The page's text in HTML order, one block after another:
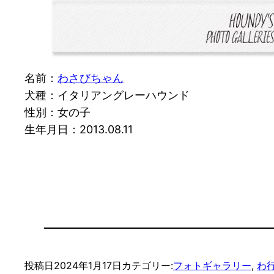
名前： わさびちゃん
犬種：イタリアングレーハウンド
性別：女の子
生年月日：2013.08.11
投稿日2024年1月17日 カテゴリー:フォトギャラリー, わ